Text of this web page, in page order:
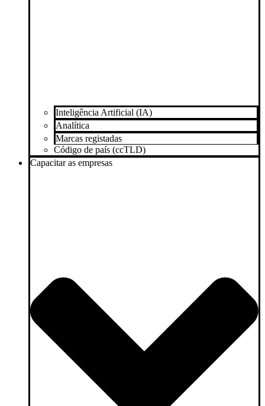
Inteligência Artificial (IA)
Analítica
Marcas registadas
Código de país (ccTLD)
Capacitar as empresas